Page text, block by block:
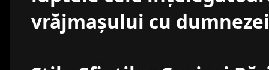
vrăjmaşului cu